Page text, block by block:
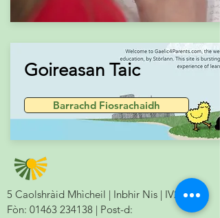
Goireasan Taic
Barrachd Fiosrachaidh
5 Caolshràid Mhìcheil | Inbhir Nis | IV2 3HQ |
Fòn: 01463 234138 | Post-d: